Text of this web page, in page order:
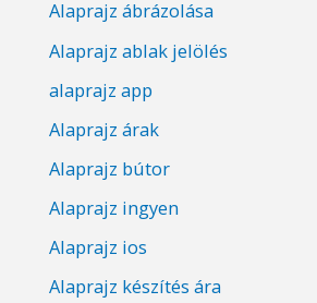
Alaprajz ábrázolása
Alaprajz ablak jelölés
alaprajz app
Alaprajz árak
Alaprajz bútor
Alaprajz ingyen
Alaprajz ios
Alaprajz készítés ára